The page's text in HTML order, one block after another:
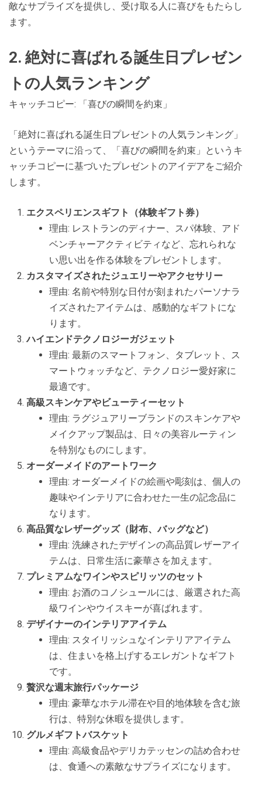
敵なサプライズを提供し、受け取る人に喜びをもたらし
ます。
2. 絶対に喜ばれる誕生日プレゼン
トの人気ランキング
キャッチコピー: 「喜びの瞬間を約束」
「絶対に喜ばれる誕生日プレゼントの人気ランキング」
というテーマに沿って、「喜びの瞬間を約束」というキ
ャッチコピーに基づいたプレゼントのアイデアをご紹介
します。
エクスペリエンスギフト（体験ギフト券）
理由: レストランのディナー、スパ体験、アド
ベンチャーアクティビティなど、忘れられな
い思い出を作る体験をプレゼントします。
カスタマイズされたジュエリーやアクセサリー
理由: 名前や特別な日付が刻まれたパーソナラ
イズされたアイテムは、感動的なギフトにな
ります。
ハイエンドテクノロジーガジェット
理由: 最新のスマートフォン、タブレット、ス
マートウォッチなど、テクノロジー愛好家に
最適です。
高級スキンケアやビューティーセット
理由: ラグジュアリーブランドのスキンケアや
メイクアップ製品は、日々の美容ルーティン
を特別なものにします。
オーダーメイドのアートワーク
理由: オーダーメイドの絵画や彫刻は、個人の
趣味やインテリアに合わせた一生の記念品に
なります。
高品質なレザーグッズ（財布、バッグなど）
理由: 洗練されたデザインの高品質レザーアイ
テムは、日常生活に豪華さを加えます。
プレミアムなワインやスピリッツのセット
理由: お酒のコノシュールには、厳選された高
級ワインやウイスキーが喜ばれます。
デザイナーのインテリアアイテム
理由: スタイリッシュなインテリアアイテム
は、住まいを格上げするエレガントなギフト
です。
贅沢な週末旅行パッケージ
理由: 豪華なホテル滞在や目的地体験を含む旅
行は、特別な休暇を提供します。
グルメギフトバスケット
理由: 高級食品やデリカテッセンの詰め合わせ
は、食通への素敵なサプライズになります。